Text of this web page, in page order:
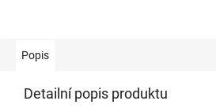
Popis
Detailní popis produktu